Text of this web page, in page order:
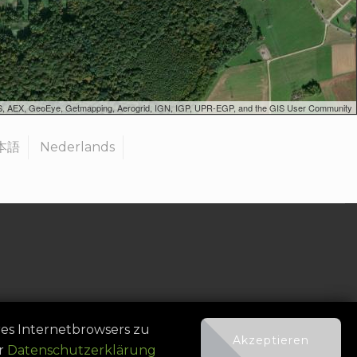
GeoEye, Getmapping, Aerogrid, IGN, IGP, UPR-EGP, and the GIS User Community
語 Nederlands
Internetbrowsers zu
Datenschutzerklärung
Akzeptieren